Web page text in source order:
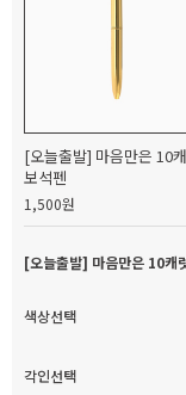
[오늘출발] 마음만은 10
보석펜
1,500원
[오늘출발] 마음만은 10캐
색상선택
각인선택